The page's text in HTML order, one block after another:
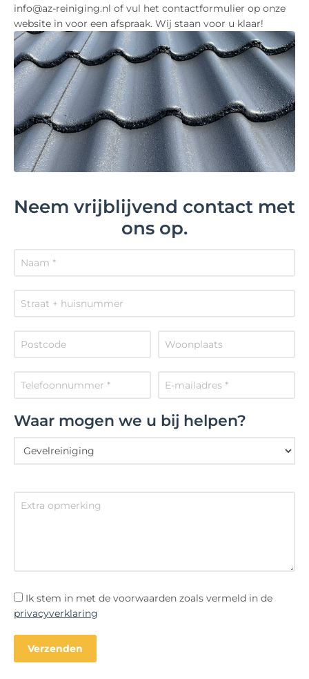
info@az-reiniging.nl of vul het contactformulier op onze
website in voor een afspraak. Wij staan voor u klaar!
Neem vrijblijvend contact met
ons op.
Waar mogen we u bij helpen?
Ik stem in met de voorwaarden zoals vermeld in de
privacyverklaring